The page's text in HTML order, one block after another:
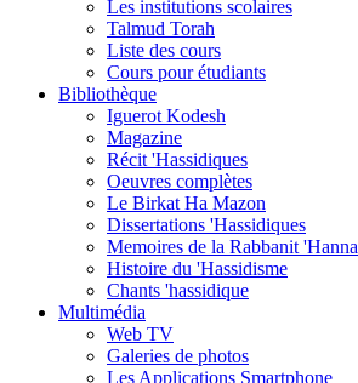
Les institutions scolaires
Talmud Torah
Liste des cours
Cours pour étudiants
Bibliothèque
Iguerot Kodesh
Magazine
Récit 'Hassidiques
Oeuvres complètes
Le Birkat Ha Mazon
Dissertations 'Hassidiques
Memoires de la Rabbanit 'Hanna
Histoire du 'Hassidisme
Chants 'hassidique
Multimédia
Web TV
Galeries de photos
Les Applications Smartphone